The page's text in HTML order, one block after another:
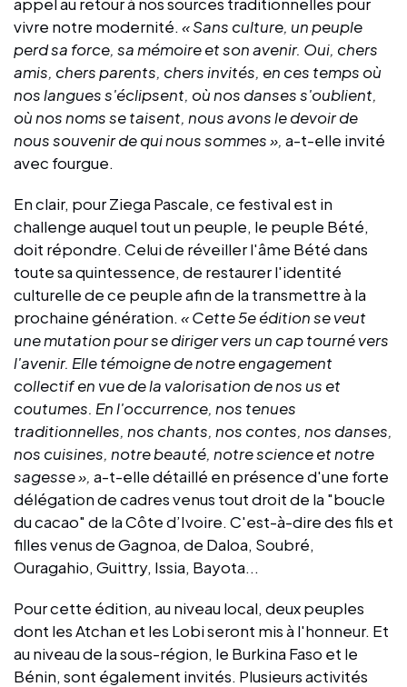
vivre notre modernité. « Sans culture, un peuple
perd sa force, sa mémoire et son avenir. Oui, chers
amis, chers parents, chers invités, en ces temps où
nos langues s'éclipsent, où nos danses s'oublient,
où nos noms se taisent, nous avons le devoir de
nous souvenir de qui nous sommes », a-t-elle invité
avec fourgue.
En clair, pour Ziega Pascale, ce festival est in
challenge auquel tout un peuple, le peuple Bété,
doit répondre. Celui de réveiller l'âme Bété dans
toute sa quintessence, de restaurer l'identité
culturelle de ce peuple afin de la transmettre à la
prochaine génération. « Cette 5e édition se veut
une mutation pour se diriger vers un cap tourné vers
l'avenir. Elle témoigne de notre engagement
collectif en vue de la valorisation de nos us et
coutumes. En l'occurrence, nos tenues
traditionnelles, nos chants, nos contes, nos danses,
nos cuisines, notre beauté, notre science et notre
sagesse », a-t-elle détaillé en présence d'une forte
délégation de cadres venus tout droit de la "boucle
du cacao" de la Côte d’Ivoire. C'est-à-dire des fils et
filles venus de Gagnoa, de Daloa, Soubré,
Ouragahio, Guittry, Issia, Bayota...
Pour cette édition, au niveau local, deux peuples
dont les Atchan et les Lobi seront mis à l'honneur. Et
au niveau de la sous-région, le Burkina Faso et le
Bénin, sont également invités. Plusieurs activités